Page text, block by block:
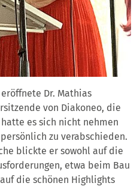
Dr. Mathias
von Diakoneo, die
es sich nicht nehmen
zu verabschieden.
blickte er sowohl auf die
etwa beim Bau
die schönen Highlights